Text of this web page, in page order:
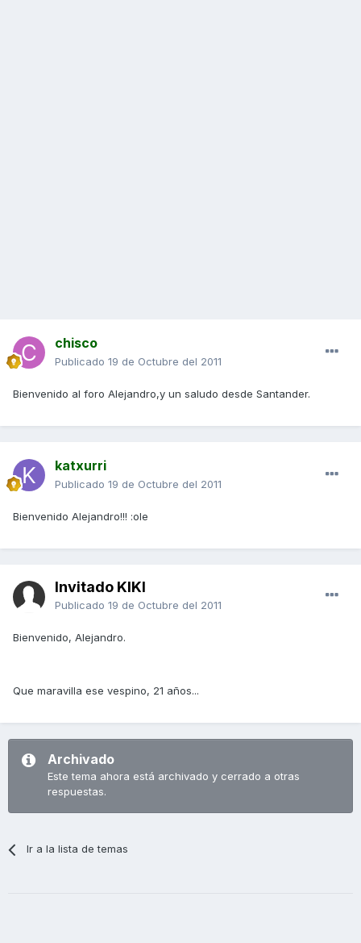
chisco
Publicado 19 de Octubre del 2011
Bienvenido al foro Alejandro,y un saludo desde Santander.
katxurri
Publicado 19 de Octubre del 2011
Bienvenido Alejandro!!! :ole
Invitado KIKI
Publicado 19 de Octubre del 2011
Bienvenido, Alejandro.
Que maravilla ese vespino, 21 años...
Archivado
Este tema ahora está archivado y cerrado a otras
respuestas.
Ir a la lista de temas